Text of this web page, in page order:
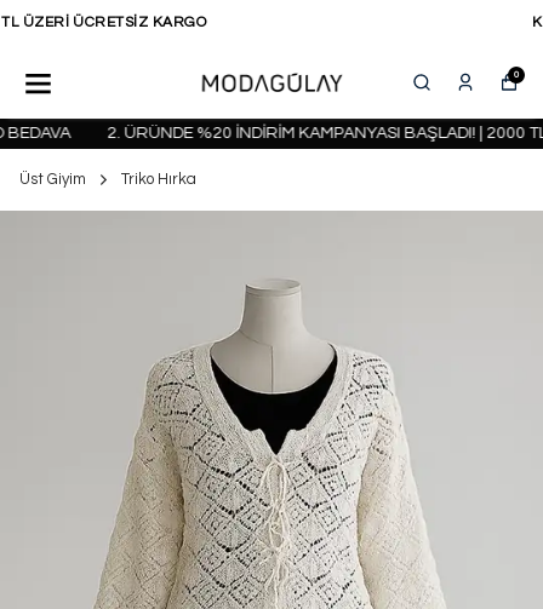
KAPIDA ÖDEME SEÇENEĞİ
0
2. ÜRÜNDE %20 İNDİRİM KAMPANYASI BAŞLADI! | 2000 TL
Üst Giyim Triko Hırka